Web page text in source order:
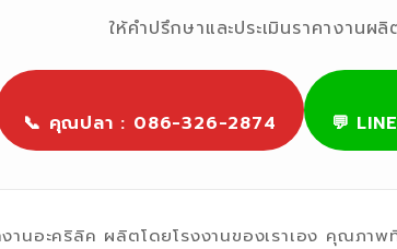
ให้คำปรึกษาและประเมินราคางานผ
📞 คุณปลา : 086-326-2874 💬
นอะคริลิค ผลิตโดยโรงงานของเราเอง คุณภาพ